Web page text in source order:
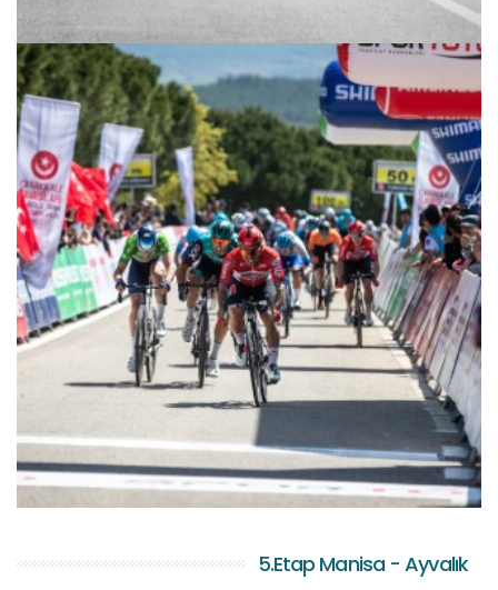
5.Etap Manisa - Ayvalık